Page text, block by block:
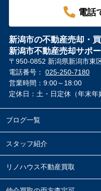
電話
新潟市の不動産売却・
新潟市不動産売却サポ
〒950-0852 新潟県新潟市東
電話番号： 025-250-7180
営業時間：9:00～18:00
定休日：土・日定休（年末年
ブログ一覧
スタッフ紹介
リノハウス不動産買取